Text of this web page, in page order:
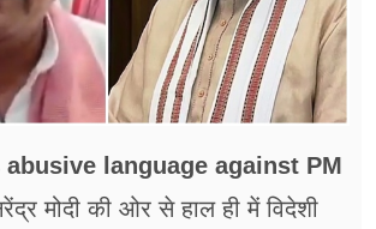
abusive language against PM
मोदी की ओर से हाल ही में विदेशी